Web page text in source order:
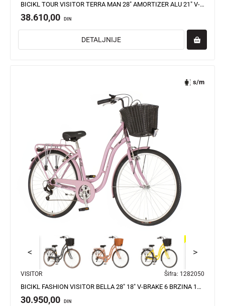
BICIKL TOUR VISITOR TERRA MAN 28" AMORTIZER ALU 21" V-BRAKE 21 BRZINA 167-192CM (L/XL) BELI
38.610,00 DIN
DETALJNIJE
s/m
< >
VISITOR Šifra: 1282050
BICIKL FASHION VISITOR BELLA 28" 18" V-BRAKE 6 BRZINA 155-178CM(S/M) ROZE
30.950,00 DIN